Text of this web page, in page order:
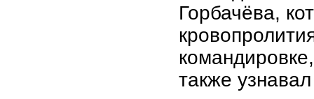
Горбачёва,
также